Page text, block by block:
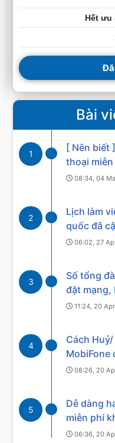
Hết ưu
Bài
1
[ Nên biết
thoại
08:34, 04
2
Lịch làm
quốc đã
06:02, 27
3
Số tổng
đặt mạng,
11:24, 20
4
Cách
MobiFone
08:26, 20
5
Dễ dàng
miễn phí
06:36, 20